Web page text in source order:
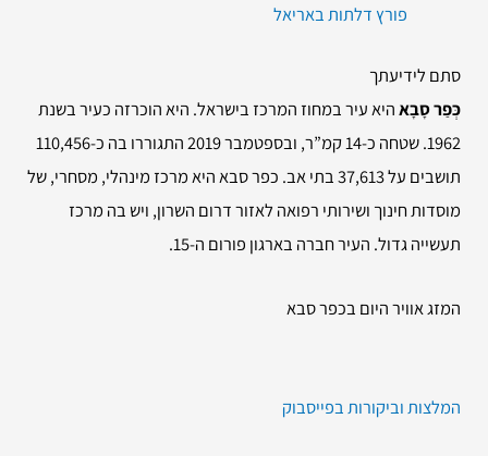
פורץ דלתות באריאל
סתם לידיעתך
כְּפַר סָבָאהיא עיר במחוז המרכז בישראל. היא הוכרזה כעיר בשנת
1962. שטחה כ-14 קמ”ר, ובספטמבר 2019 התגוררו בה כ-110,456
תושבים על 37,613 בתי אב. כפר סבא היא מרכז מינהלי, מסחרי, של
מוסדות חינוך ושירותי רפואה לאזור דרום השרון, ויש בה מרכז
תעשייה גדול. העיר חברה בארגון פורום ה-15.
המזג אוויר היום בכפר סבא
המלצות וביקורות בפייסבוק